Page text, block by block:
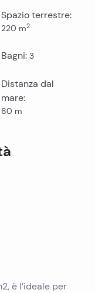
Spazio terrestre:
220 m2
Bagni: 3
Distanza dal
mare:
80 m
è l’ideale per